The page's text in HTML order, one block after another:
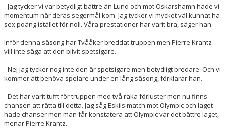
- Jag tycker vi var betydligt bättre än Lund och mot Oskarshamn hade vi
momentum när deras segermål kom. Jag tycker vi mycket väl kunnat ha
sex poäng istället för noll. Våra prestationer har varit bra, säger han.
Inför denna säsong har Tvååker breddat truppen men Pierre Krantz
vill inte säga att den blivit spetsigare.
- Nej jag tycker nog inte den är spetsigare men betydligt bredare. Och vi
kommer att behöva spelare under en lång säsong, förklarar han.
- Det har varit tufft för truppen med två raka förluster men nu finns
chansen att rätta till detta. Jag såg Eskils match mot Olympic och laget
hade chanser men man får konstatera att Olympic var det bättre laget,
menar Pierre Krantz.